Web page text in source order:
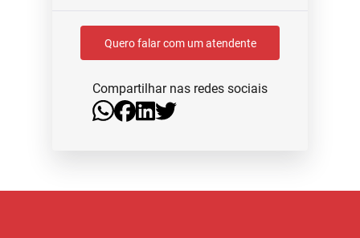
Quero falar com um atendente
Compartilhar nas redes sociais